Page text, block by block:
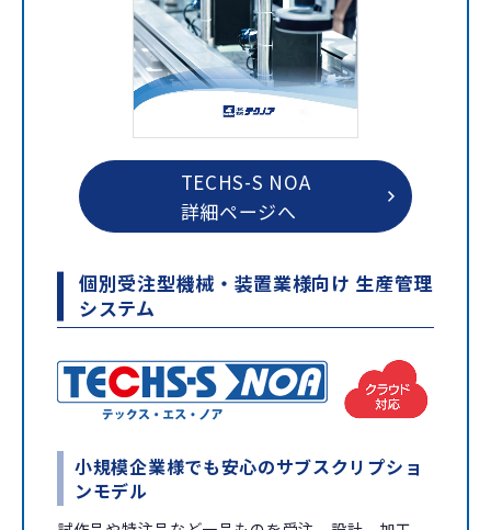
TECHS-S NOA
詳細ページへ
個別受注型機械・装置業様向け 生産管理
システム
小規模企業様でも安心のサブスクリプショ
ンモデル